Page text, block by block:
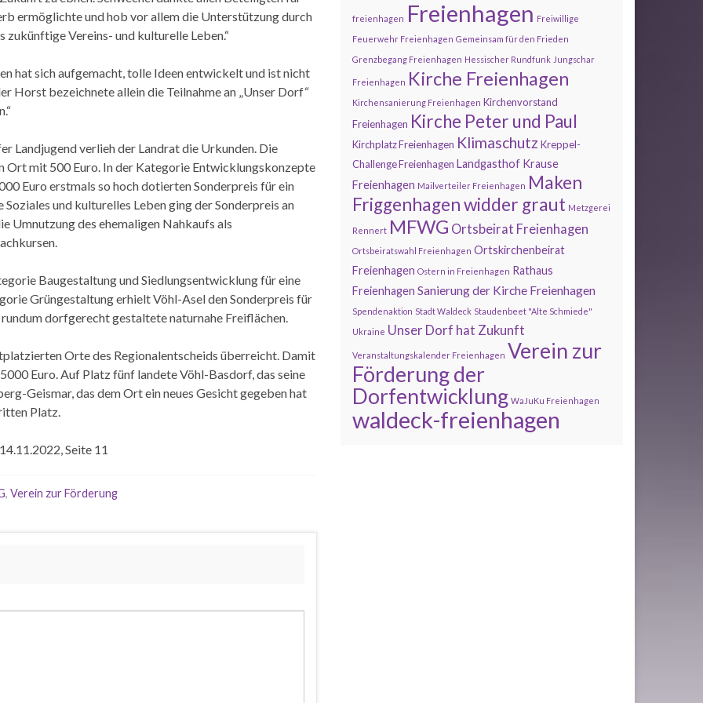
ermöglichte und hob vor allem die Unterstützung durch
zukünftige Vereins- und kulturelle Leben.“
hat sich aufgemacht, tolle Ideen entwickelt und ist nicht
Horst bezeichnete allein die Teilnahme an „Unser Dorf“
Landjugend verlieh der Landrat die Urkunden. Die
Ort mit 500 Euro. In der Kategorie Entwicklungskonzepte
Euro erstmals so hoch dotierten Sonderpreis für ein
und kulturelles Leben ging der Sonderpreis an
Umnutzung des ehemaligen Nahkaufs als
Baugestaltung und Siedlungsentwicklung für eine
Grüngestaltung erhielt Vöhl-Asel den Sonderpreis für
dorfgerecht gestaltete naturnahe Freiflächen.
Orte des Regionalentscheids überreicht. Damit
Euro. Auf Platz fünf landete Vöhl-Basdorf, das seine
Geismar, das dem Ort ein neues Gesicht gegeben hat
Platz.
Seite 11
, Verein zur Förderung
freienhagen Freienhagen Freiwillige
Feuerwehr Freienhagen Gemeinsam für den Frieden
Grenzbegang Freienhagen Hessischer Rundfunk Jungschar
Freienhagen Kirche Freienhagen
Kirchensanierung Freienhagen Kirchenvorstand
Freienhagen Kirche Peter und Paul
Kirchplatz Freienhagen Klimaschutz Kreppel-
Challenge Freienhagen Landgasthof Krause
Freienhagen Mailverteiler Freienhagen Maken
Friggenhagen widder graut Metzgerei
Rennert MFWG Ortsbeirat Freienhagen
Ortsbeiratswahl Freienhagen Ortskirchenbeirat
Freienhagen Ostern in Freienhagen Rathaus
Freienhagen Sanierung der Kirche Freienhagen
Spendenaktion Stadt Waldeck Staudenbeet "Alte Schmiede"
Ukraine Unser Dorf hat Zukunft
Veranstaltungskalender Freienhagen Verein zur
Förderung der
Dorfentwicklung WaJuKu Freienhagen
waldeck-freienhagen